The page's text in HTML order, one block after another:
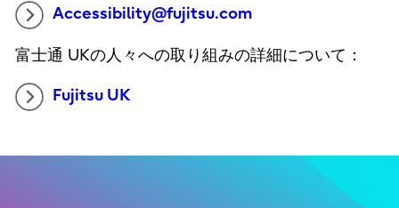
Accessibility@fujitsu.com
富士通 UKの人々への取り組みの詳細について：
Fujitsu UK